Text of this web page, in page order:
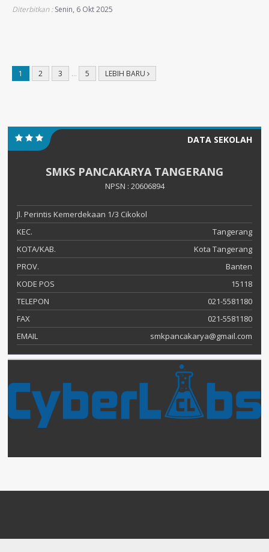
Diterbitkan :Senin, 6 Okt 2025
1 2 3 … 5 LEBIH BARU
DATA SEKOLAH
SMKS PANCAKARYA TANGERANG
NPSN : 20606894
Jl. Perintis Kemerdekaan 1/3 Cikokol
KEC.
Tangerang
KOTA/KAB.
Kota Tangerang
PROV.
Banten
KODE POS
15118
TELEPON
021-5581180
FAX
021-5581180
EMAIL
smkpancakarya@gmail.com